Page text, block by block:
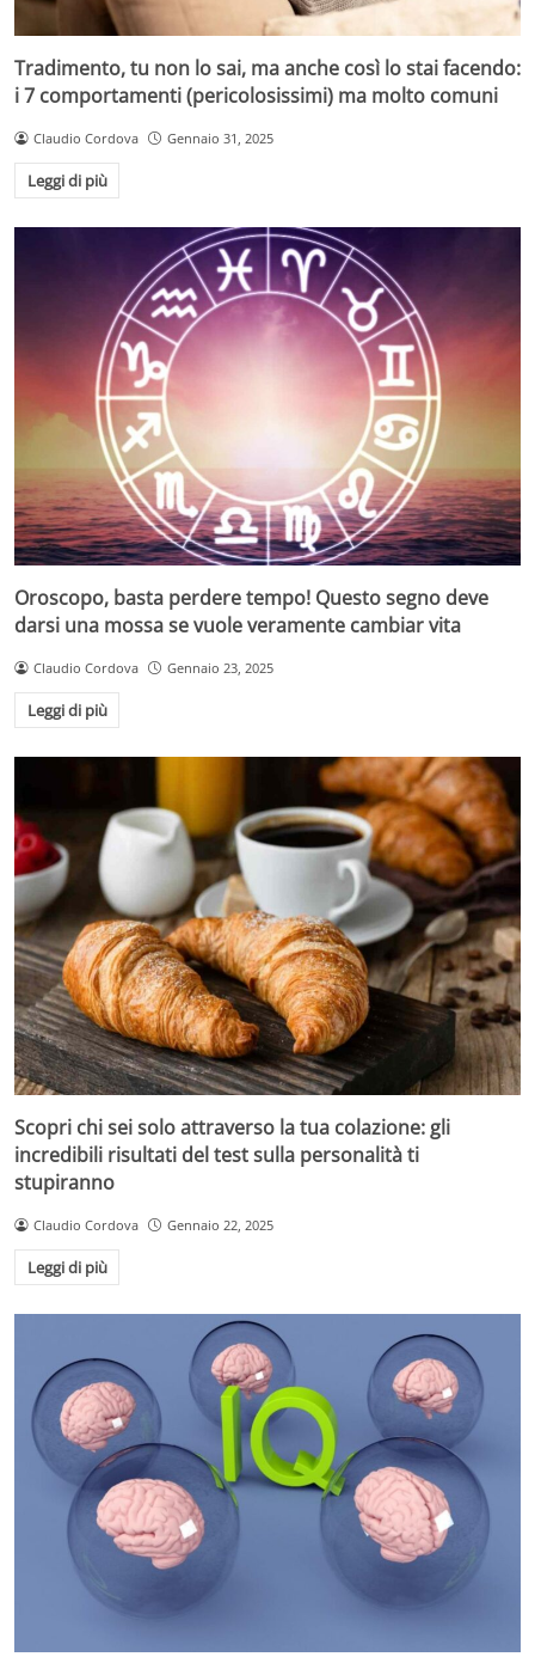
Tradimento, tu non lo sai, ma anche così lo stai facendo:
i 7 comportamenti (pericolosissimi) ma molto comuni
Claudio Cordova Gennaio 31, 2025
Leggi di più
Oroscopo, basta perdere tempo! Questo segno deve
darsi una mossa se vuole veramente cambiar vita
Claudio Cordova Gennaio 23, 2025
Leggi di più
Scopri chi sei solo attraverso la tua colazione: gli
incredibili risultati del test sulla personalità ti
stupiranno
Claudio Cordova Gennaio 22, 2025
Leggi di più